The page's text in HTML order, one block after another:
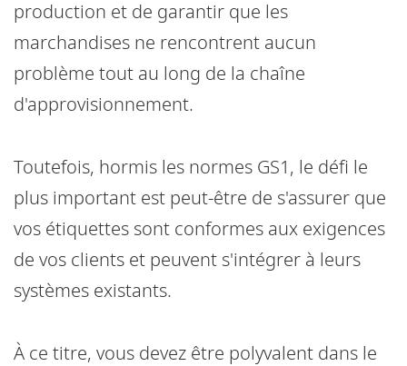
production et de garantir que les
marchandises ne rencontrent aucun
problème tout au long de la chaîne
d'approvisionnement.
Toutefois, hormis les normes GS1, le défi le
plus important est peut-être de s'assurer que
vos étiquettes sont conformes aux exigences
de vos clients et peuvent s'intégrer à leurs
systèmes existants.
À ce titre, vous devez être polyvalent dans le